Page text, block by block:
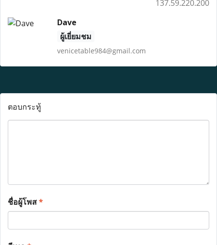
137.59.220.200
Dave
ผู้เยี่ยมชม
venicetable984@gmail.com
ตอบกระทู้
ชื่อผู้โพส*